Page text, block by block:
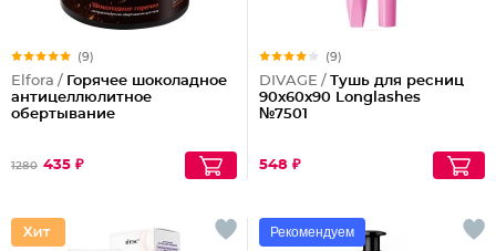
(9)
Elfora / Горячее шоколадное
антицеллюлитное
обертывание
1280 435 ₽
(9)
DIVAGE / Тушь для ресниц
90x60x90 Longlashes
№7501
548 ₽
Рекомендуем